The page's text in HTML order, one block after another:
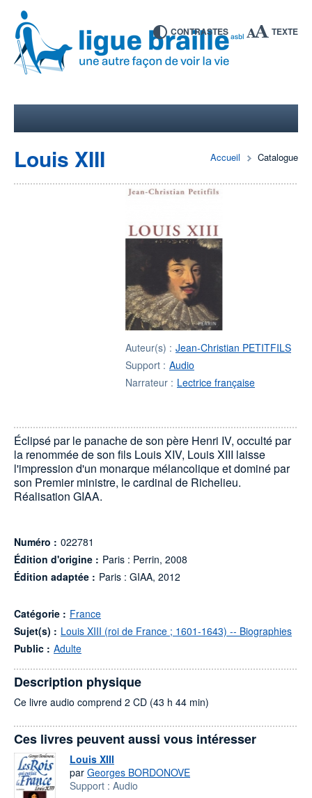
CONTRASTES TEXTE
Accueil Catalogue
Louis XIII
Auteur(s) : Jean-Christian PETITFILS
Support : Audio
Narrateur : Lectrice française
Éclipsé par le panache de son père Henri IV, occulté par
la renommée de son fils Louis XIV, Louis XIII laisse
l'impression d'un monarque mélancolique et dominé par
son Premier ministre, le cardinal de Richelieu.
Réalisation GIAA.
Numéro : 022781
Édition d'origine : Paris : Perrin, 2008
Édition adaptée : Paris : GIAA, 2012
Catégorie : France
Sujet(s) : Louis XIII (roi de France ; 1601-1643) -- Biographies
Public : Adulte
Description physique
Ce livre audio comprend 2 CD (43 h 44 min)
Ces livres peuvent aussi vous intéresser
Louis XIII
par Georges BORDONOVE
Support : Audio